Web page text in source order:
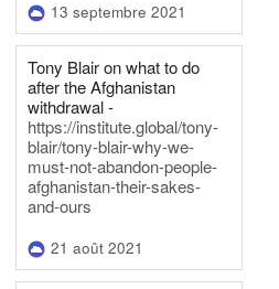
13 septembre 2021
Tony Blair on what to do
after the Afghanistan
withdrawal -
https://institute.global/tony-
blair/tony-blair-why-we-
must-not-abandon-people-
afghanistan-their-sakes-
and-ours
21 août 2021